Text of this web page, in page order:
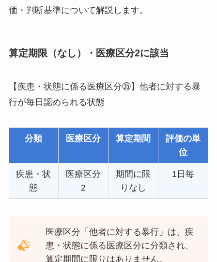
価・判断基準について解説します。
算定期限（なし）・医療区分2に該当
【疾患・状態に係る医療区分㉟】他者に対する暴
行が毎日認められる状態
分類 医療区分 算定期間
評価の単
位
疾患・状
態
医療区分
2
期間に限
りなし
1日毎
医療区分「他者に対する暴行」は、疾
患・状態に係る医療区分に分類され、
算定期間に限りはありません。